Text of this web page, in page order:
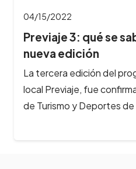
sabe de esta
programa de turismo
por el Ministerio
de la…